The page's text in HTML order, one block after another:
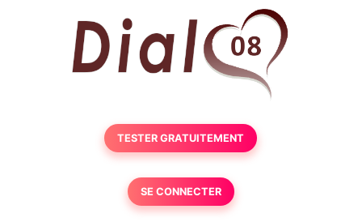
TESTER GRATUITEMENT
SE CONNECTER